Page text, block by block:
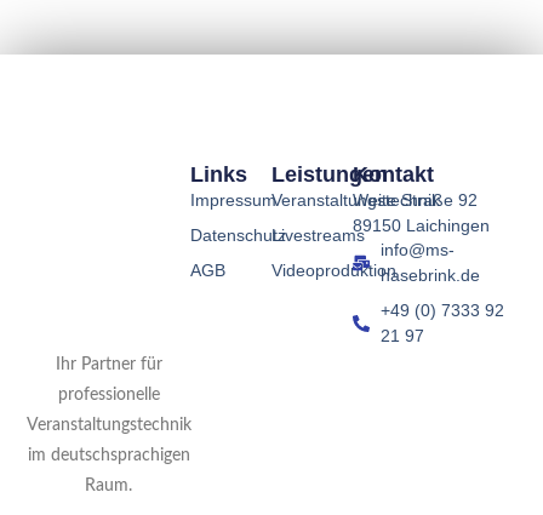
Ihr Partner für
professionelle
Veranstaltungstechnik
im deutschsprachigen
Raum.
Leistungen
Veranstaltungstechnik
Livestreams
Videoproduktion
Links
Impressum
Datenschutz
AGB
Kontakt
Weite Straße 92
89150 Laichingen
info@ms-
hasebrink.de
+49 (0) 7333 92
21 97